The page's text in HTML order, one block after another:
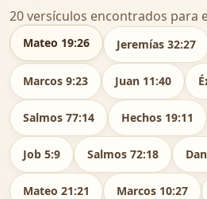
20 versículos encontrados para
Mateo 19:26 Jeremías 32:27
Marcos 9:23 Juan 11:40
Salmos 77:14 Hechos 19:11
Job 5:9 Salmos 72:18
Mateo 21:21 Marcos 10:27